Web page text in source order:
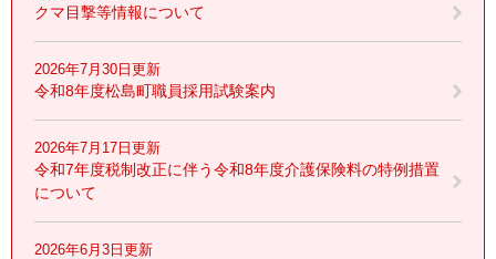
クマ目撃等情報について
2026年7月30日更新
令和8年度松島町職員採用試験案内
2026年7月17日更新
令和7年度税制改正に伴う令和8年度介護保険料の特例措置
について
2026年6月3日更新